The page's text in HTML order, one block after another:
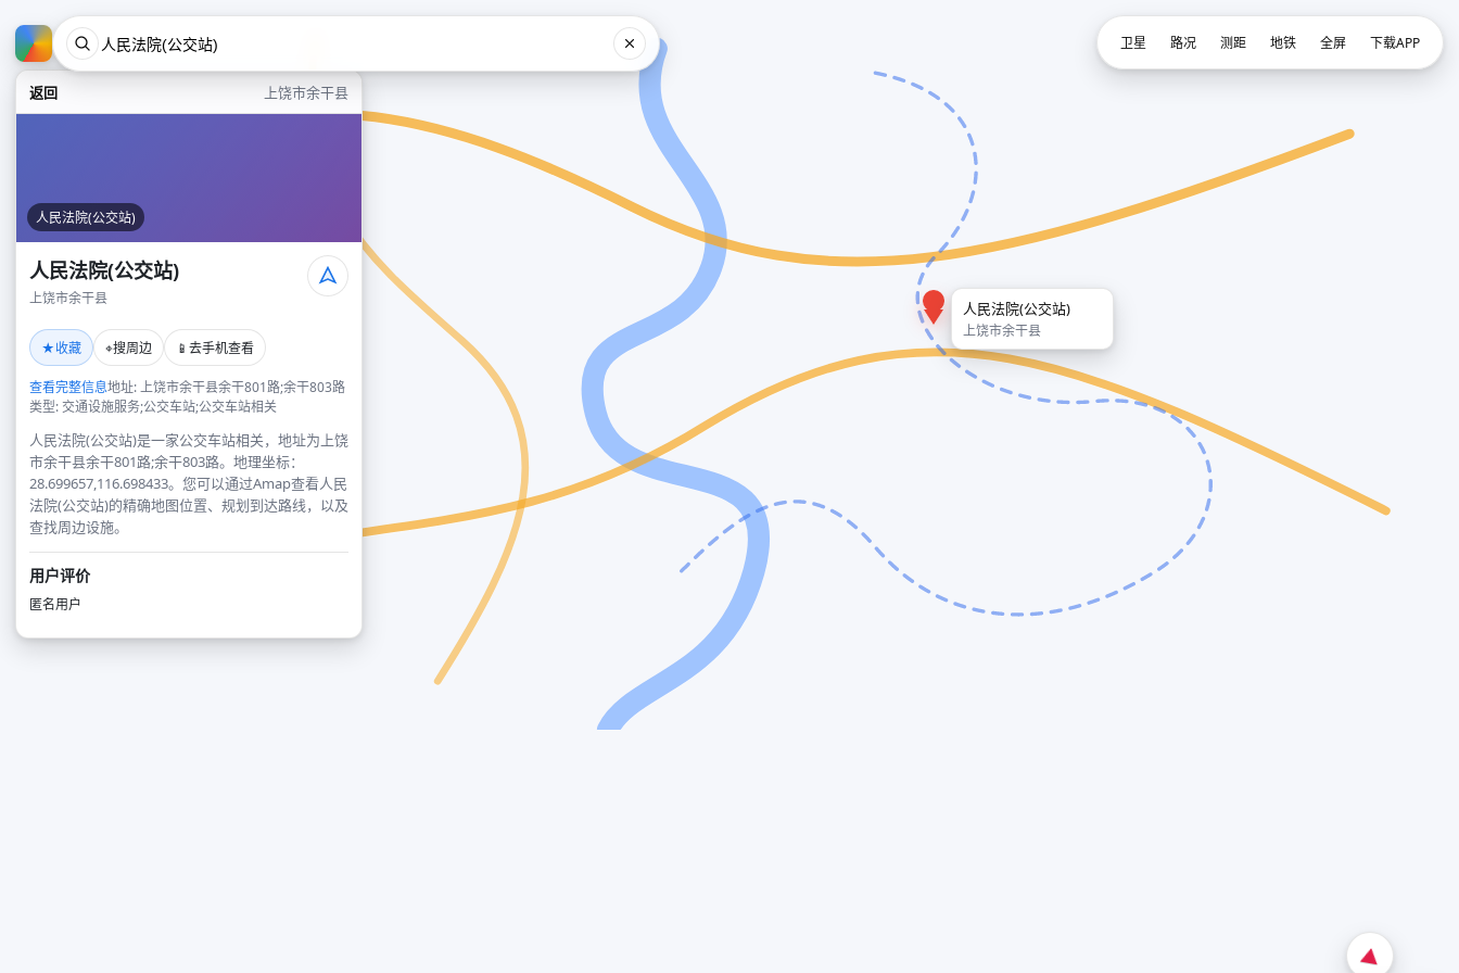
返回 上饶市余干县
人民法院(公交站)
人民法院(公交站)
上饶市余干县
★收藏 ⌖搜周边 📱 去手机查看
查看完整信息地址: 上饶市余干县余干801路;余干803路
类型: 交通设施服务;公交车站;公交车站相关
人民法院(公交站)是一家公交车站相关，地址为上饶
市余干县余干801路;余干803路。地理坐标：
28.699657,116.698433。您可以通过Amap查看人民
法院(公交站)的精确地图位置、规划到达路线，以及
查找周边设施。
用户评价
匿名用户
人民法院(公交站)
上饶市余干县
卫星 路况 测距 地铁 全屏 下载APP